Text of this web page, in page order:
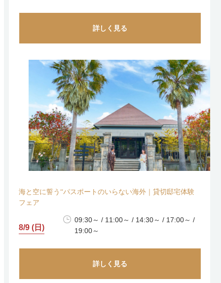
詳しく見る
海と空に誓う“パスポートのいらない海外｜貸切邸宅体験
フェア
8/9 (日)
09:30～ / 11:00～ / 14:30～ / 17:00～ /
19:00～
詳しく見る